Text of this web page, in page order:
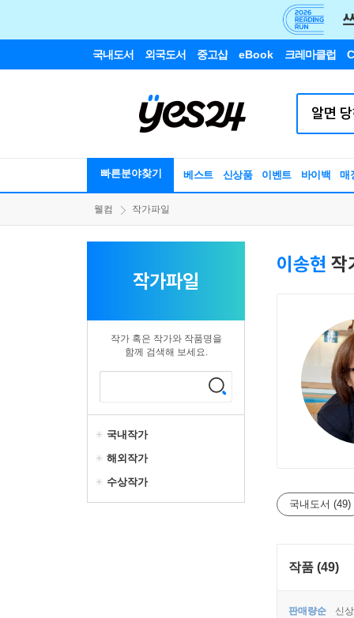
국내도서 외국도서 중고샵 eBook 크레마클럽
빠른분야찾기 베스트 신상품 이벤트 바이백 매
웰컴 작가파일
작가파일
작가 혹은 작가와 작품명을
함께 검색해 보세요.
국내작가
해외작가
수상작가
이송현 작
국내도서 (49)
작품 (49)
판매량순 신